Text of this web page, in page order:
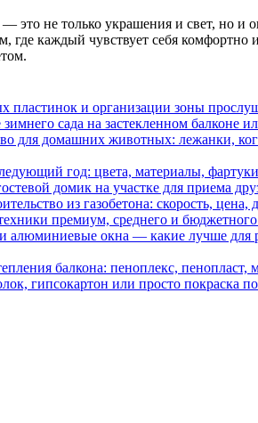
это не только украшения и свет, но и
где каждый чувствует себя комфортно
пластинок и организации зоны
сада на застекленном балконе
для домашних животных: лежанки,
год: цвета, материалы,
домик на участке для приема
из газобетона: скорость,
премиум, среднего и бюджетного
алюминиевые окна — какие лучше для
балкона: пеноплекс, пенопласт,
гипсокартон или просто покраска